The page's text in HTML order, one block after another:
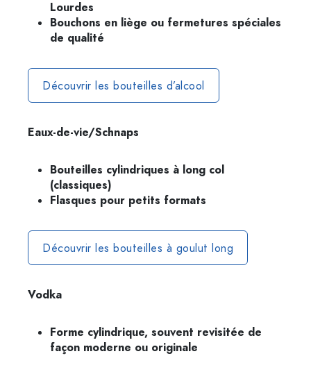
Lourdes
Bouchons en liège ou fermetures spéciales
de qualité
Découvrir les bouteilles d’alcool
Eaux-de-vie/Schnaps
Bouteilles cylindriques à long col
(classiques)
Flasques pour petits formats
Découvrir les bouteilles à goulut long
Vodka
Forme cylindrique, souvent revisitée de
façon moderne ou originale